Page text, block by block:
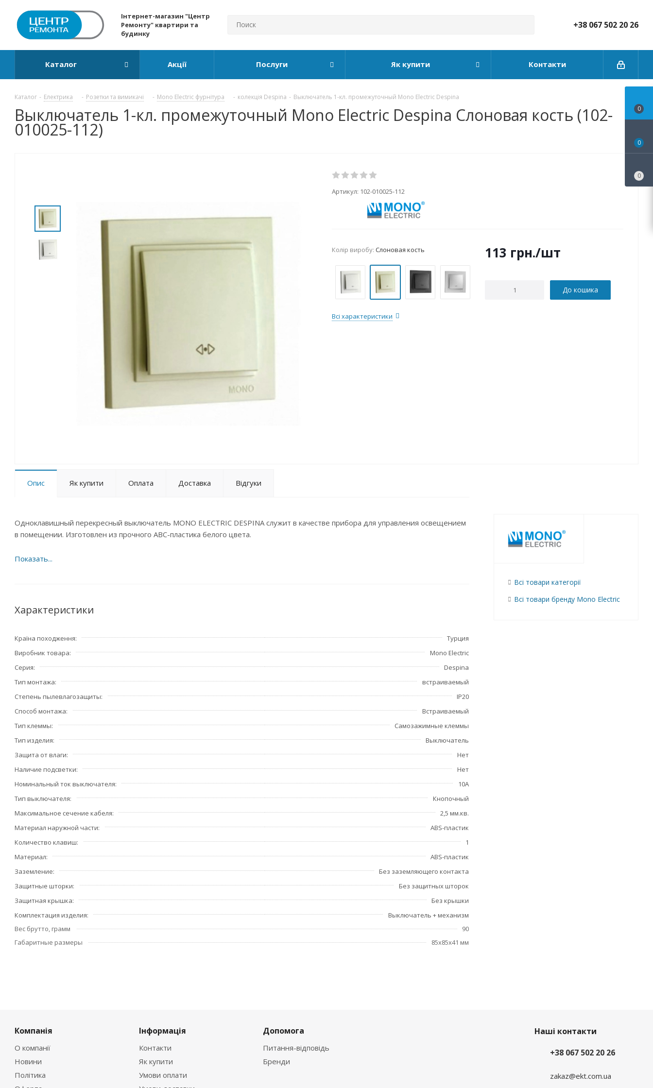
Інтернет-магазин "Центр
Ремонту" квартири та
будинку
+38 067 502 20 26
Каталог Акції Послуги Як купити Контакти
Каталог - Електрика - Розетки та вимикачі - Mono Electric фурнітура - колекція Despina - Выключатель 1-кл. промежуточный Mono Electric Despina
Выключатель 1-кл. промежуточный Mono Electric Despina Слоновая кость (102-
010025-112)
Артикул: 102-010025-112
Колір виробу: Слоновая кость
Всі характеристики
113 грн./шт
До кошика
Опис Як купити Оплата Доставка Відгуки
Одноклавишный перекресный выключатель MONO ELECTRIC DESPINA служит в качестве прибора для управления освещением
в помещении. Изготовлен из прочного АВС-пластика белого цвета.
Характеристики
Країна походження
Турция
Виробник товара
Mono Electric
Серия
Despina
Тип монтажа
встраиваемый
Степень пылевлагозащиты
IP20
Способ монтажа
Встраиваемый
Тип клеммы
Самозажимные клеммы
Тип изделия
Выключатель
Защита от влаги
Нет
Наличие подсветки
Нет
Номинальный ток выключателя
10А
Тип выключателя
Кнопочный
Максимальное сечение кабеля
2,5 мм.кв.
Материал наружной части
ABS-пластик
Количество клавиш
1
Материал
ABS-пластик
Заземление
Без заземляющего контакта
Защитные шторки
Без защитных шторок
Защитная крышка
Без крышки
Комплектация изделия
Выключатель + механизм
Вес брутто, грамм
90
Габаритные размеры
85х85х41 мм
Всі товари категорії
Всі товари бренду Mono Electric
Компанія
О компанії
Новини
Політика
Інформація
Контакти
Як купити
Умови оплати
Допомога
Питання-відповідь
Бренди
Наші контакти
+38 067 502 20 26
zakaz@ekt.com.ua
0
0
0